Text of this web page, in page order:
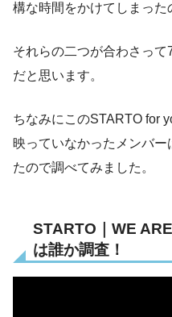
構な時間をかけてしまった
それらの二つが合わさっ
だと思います。
ちなみにこのSTARTO for
映っていなかったメンバ
たので調べてみました。
STARTO｜WE
は誰か調査！